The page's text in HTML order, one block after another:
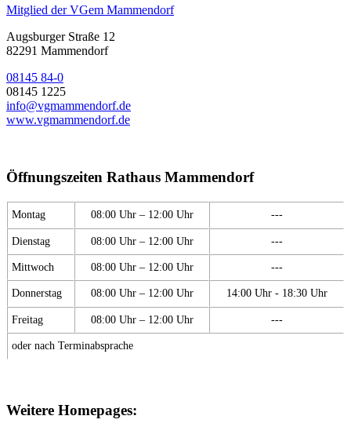
Mitglied der VGem Mammendorf
Augsburger Straße 12
82291 Mammendorf
08145 84-0
08145 1225
info@vgmammendorf.de
www.vgmammendorf.de
Öffnungszeiten Rathaus Mammendorf
Montag 08:00 Uhr – 12:00 Uhr ---
Dienstag 08:00 Uhr – 12:00 Uhr ---
Mittwoch 08:00 Uhr – 12:00 Uhr ---
Donnerstag 08:00 Uhr – 12:00 Uhr 14:00 Uhr - 18:30 Uhr
Freitag 08:00 Uhr – 12:00 Uhr ---
oder nach Terminabsprache
Weitere Homepages: